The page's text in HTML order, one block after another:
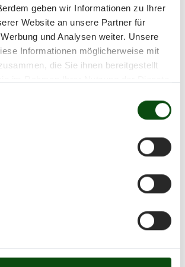
geben wir Informationen zu Ihrer
Website an unsere Partner für
und Analysen weiter. Unsere
Informationen möglicherweise mit
die Sie ihnen bereitgestellt